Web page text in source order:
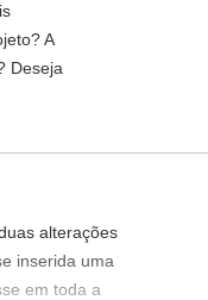
A
Deseja
alterações
inserida uma
em toda a